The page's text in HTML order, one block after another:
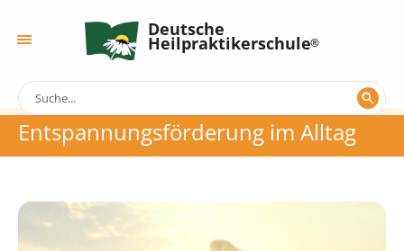
Deutsche
Heilpraktikerschule
Entspannungsförderung im Alltag